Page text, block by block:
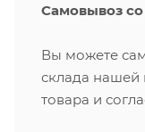
Самовывоз
Вы можете
склада нашей
товара и